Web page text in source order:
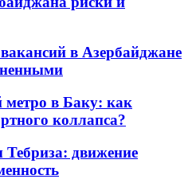
в Азербайджане
метро в Баку: как
коллапса?
Тебриза: движение